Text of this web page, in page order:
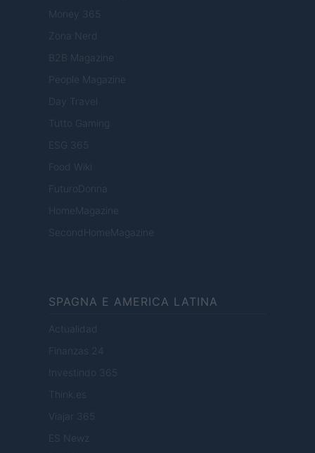
Money 365
Zona Nerd
B2B Magazine
People Magazine
Day Travel
Tutto Gaming
ESG 365
Food Wiki
FuturoDonna
HomeMagazine
SecondHomeMagazine
SPAGNA E AMERICA LATINA
Actualidad
Finanzas 24
Investindo 365
Think.es
Viajar 365
ES Newz